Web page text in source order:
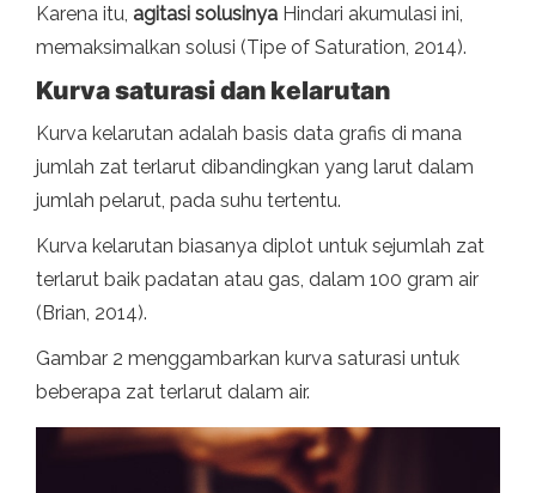
Karena itu, agitasi solusinya Hindari akumulasi ini,
memaksimalkan solusi (Tipe of Saturation, 2014).
Kurva saturasi dan kelarutan
Kurva kelarutan adalah basis data grafis di mana
jumlah zat terlarut dibandingkan yang larut dalam
jumlah pelarut, pada suhu tertentu.
Kurva kelarutan biasanya diplot untuk sejumlah zat
terlarut baik padatan atau gas, dalam 100 gram air
(Brian, 2014).
Gambar 2 menggambarkan kurva saturasi untuk
beberapa zat terlarut dalam air.